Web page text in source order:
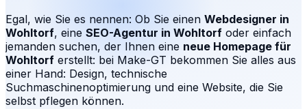
Egal, wie Sie es nennen: Ob Sie einen Webdesigner in
Wohltorf, eine SEO-Agentur in Wohltorf oder einfach
jemanden suchen, der Ihnen eine neue Homepage für
Wohltorf erstellt: bei Make-GT bekommen Sie alles aus
einer Hand: Design, technische
Suchmaschinenoptimierung und eine Website, die Sie
selbst pflegen können.